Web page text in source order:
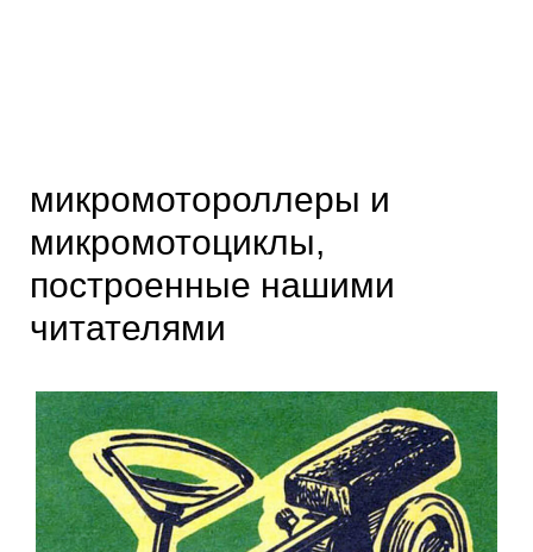
микромотороллеры и
микромотоциклы,
построенные нашими
читателями